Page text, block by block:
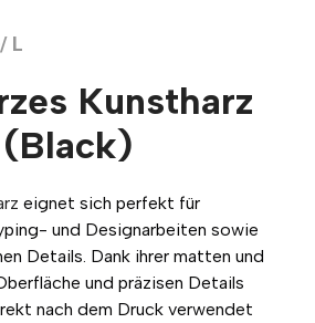
L
Kunstharz
(Black)
eignet sich perfekt für
und Designarbeiten sowie
Details. Dank ihrer matten und
und präzisen Details
nach dem Druck verwendet